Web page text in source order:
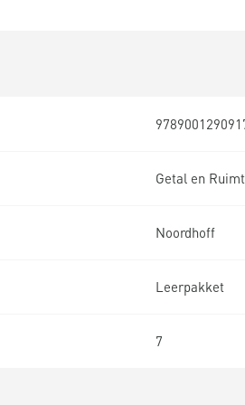
Getal en
Noordhoff
Leerpakket
7